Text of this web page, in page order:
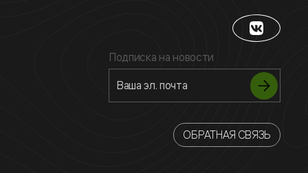
Подписка на новости
ОБРАТНАЯ СВЯЗЬ